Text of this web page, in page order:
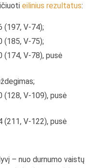
eilinius rezultatus:
(197, V-74);
(185, V-75);
(174, V-78), pusė
(128, V-109), pusė
(211, V-122), pusė
– nuo durnumo vaistų